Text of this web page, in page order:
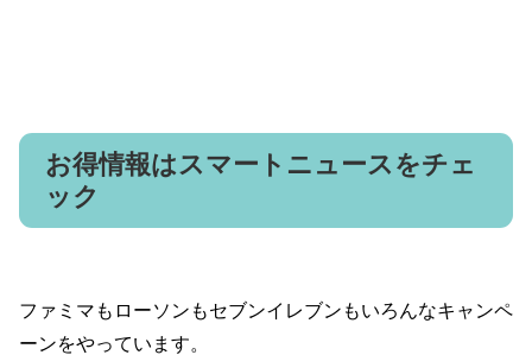
お得情報はスマートニュースをチェ
ック
ファミマもローソンもセブンイレブンもいろんなキャンペ
ーンをやっています。